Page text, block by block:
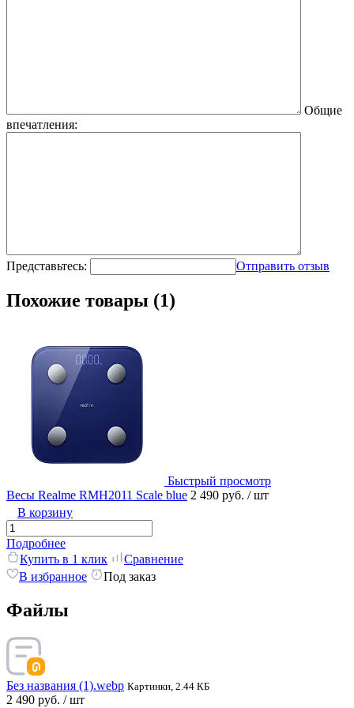
Общие
впечатления:
Представьтесь: Отправить отзыв
Похожие товары (1)
Быстрый просмотр
Весы Realme RMH2011 Scale blue 2 490 руб. / шт
В корзину
Подробнее
Купить в 1 клик
Сравнение
В избранное
Под заказ
Файлы
Без названия (1).webp Картинки, 2.44 КБ
2 490 руб. / шт